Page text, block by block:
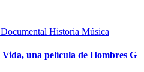
Documental Historia Música
una película de Hombres G